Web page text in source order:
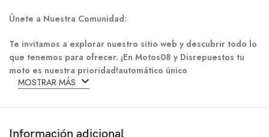
Únete a Nuestra Comunidad:
Te invitamos a explorar nuestro sitio web y descubrir todo lo
que tenemos para ofrecer. ¡En Motos08 y Disrepuestos tu
moto es nuestra prioridad!automático único
MOSTRAR MÁS
Información adicional